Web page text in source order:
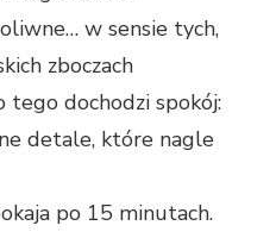
w sensie tych,
zboczach
dochodzi spokój:
detale, które nagle
po 15 minutach.